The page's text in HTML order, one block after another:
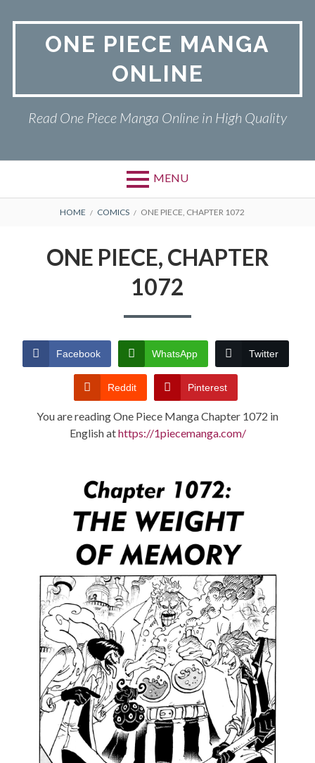
ONE PIECE MANGA
ONLINE
Read One Piece Manga Online in High Quality
MENU
Primary
ONE PIECE
BREADCRUMBS
HOME COMICS ONE PIECE, CHAPTER 1072
ONE PIECE, CHAPTER
1072
Facebook WhatsApp Twitter
Reddit Pinterest
You are reading One Piece Manga Chapter 1072 in
English athttps://1piecemanga.com/